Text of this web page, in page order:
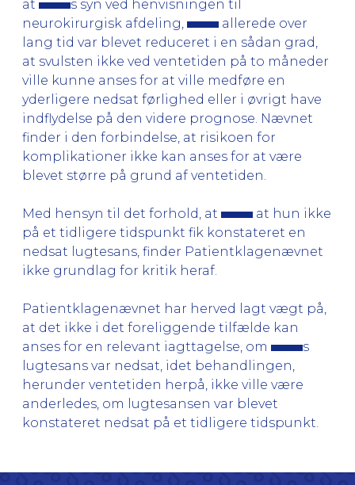
at
s syn ved henvisningen til
neurokirurgisk afdeling,
allerede over
lang tid var blevet reduceret i en sådan grad,
at svulsten ikke ved ventetiden på to måneder
ville kunne anses for at ville medføre en
yderligere nedsat førlighed eller i øvrigt have
indflydelse på den videre prognose. Nævnet
finder i den forbindelse, at risikoen for
komplikationer ikke kan anses for at være
blevet større på grund af ventetiden.
Med hensyn til det forhold, at
at hun ikke
på et tidligere tidspunkt fik konstateret en
nedsat lugtesans, finder Patientklagenævnet
ikke grundlag for kritik heraf.
Patientklagenævnet har herved lagt vægt på,
at det ikke i det foreliggende tilfælde kan
anses for en relevant iagttagelse, om
s
lugtesans var nedsat, idet behandlingen,
herunder ventetiden herpå, ikke ville være
anderledes, om lugtesansen var blevet
konstateret nedsat på et tidligere tidspunkt.